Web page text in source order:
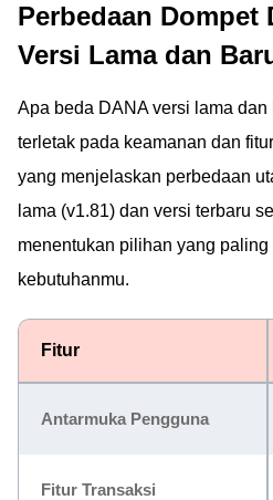
Perbedaan Dompet
Versi Lama dan
Apa beda DANA versi lama
terletak pada keamanan dan
yang menjelaskan perbedaan
lama (v1.81) dan versi terbaru
menentukan pilihan yang
kebutuhanmu.
Fitur
Antarmuka Pengguna
Fitur Transaksi